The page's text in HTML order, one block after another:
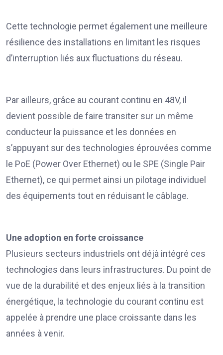
Cette technologie permet également une meilleure
résilience des installations en limitant les risques
d’interruption liés aux fluctuations du réseau.
Par ailleurs, grâce au courant continu en 48V, il
devient possible de faire transiter sur un même
conducteur la puissance et les données en
s’appuyant sur des technologies éprouvées comme
le PoE (Power Over Ethernet) ou le SPE (Single Pair
Ethernet), ce qui permet ainsi un pilotage individuel
des équipements tout en réduisant le câblage.
Une adoption en forte croissance
Plusieurs secteurs industriels ont déjà intégré ces
technologies dans leurs infrastructures. Du point de
vue de la durabilité et des enjeux liés à la transition
énergétique, la technologie du courant continu est
appelée à prendre une place croissante dans les
années à venir.